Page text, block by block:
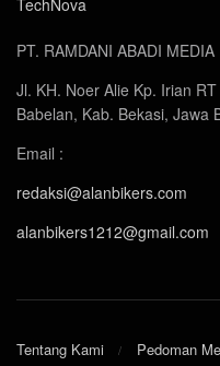
PT. RAMDANI ABADI MEDIA
Jl. KH. Noer Alie Kp. Irian
Babelan, Kab. Bekasi, Jawa
Email :
redaksi@alanbikers.com
alanbikers1212@gmail.com
Tentang Kami Pedoman